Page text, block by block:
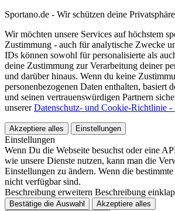
Sportano.de - Wir schützen deine Privatsphäre
Wir möchten unsere Services auf höchstem
Zustimmung - auch für analytische Zwecke
IDs können sowohl für personalisierte als
deine Zustimmung zur Verarbeitung deiner
und darüber hinaus. Wenn du keine
personenbezogenen Daten enthalten,
und seinen vertrauenswürdigen Partnern
unsererDatenschutz- und Cookie-Richtlinie -
Akzeptiere alles Einstellungen
Einstellungen
Wenn Du die Webseite besuchst oder eine
wie unsere Dienste nutzen, kann man die
Einstellungen zu ändern. Wenn die
nicht verfügbar sind.
Beschreibung erweitern Beschreibung
Bestätige die Auswahl
Akzeptiere alles